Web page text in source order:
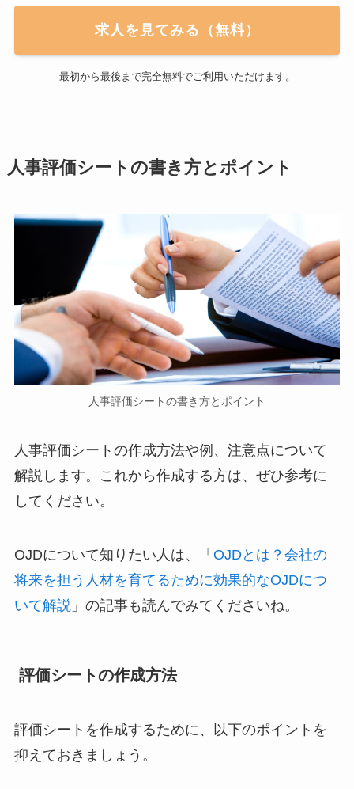
求人を見てみる（無料）
最初から最後まで完全無料でご利用いただけます。
人事評価シートの書き方とポイント
人事評価シートの書き方とポイント
人事評価シートの作成方法や例、注意点について
解説します。これから作成する方は、ぜひ参考に
してください。
OJDについて知りたい人は、「 OJDとは？会社の
将来を担う人材を育てるために効果的なOJDにつ
いて解説 」の記事も読んでみてくださいね。
評価シートの作成方法
評価シートを作成するために、以下のポイントを
抑えておきましょう。